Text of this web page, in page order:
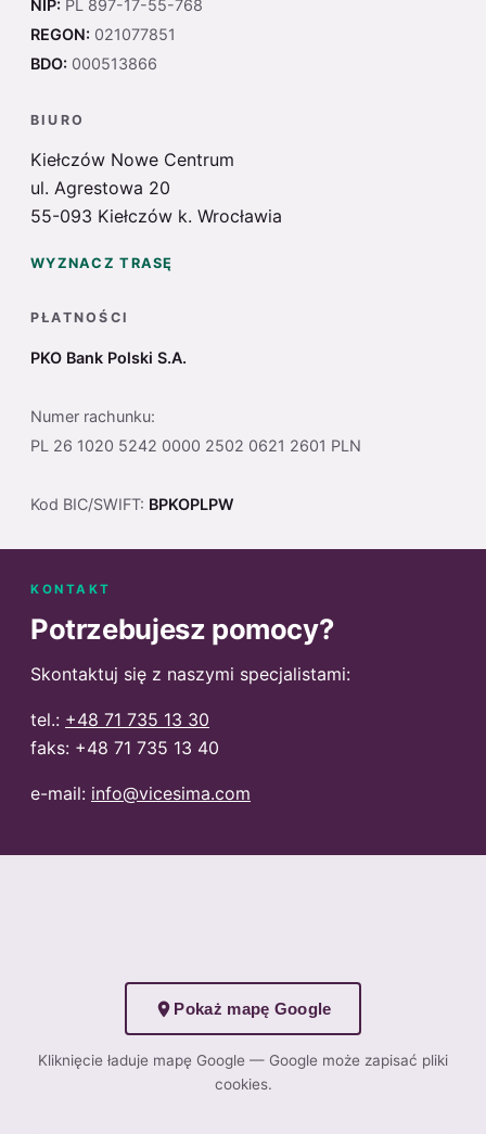
NIP: PL 897-17-55-768
REGON: 021077851
BDO: 000513866
BIURO
Kiełczów Nowe Centrum
ul. Agrestowa 20
55-093 Kiełczów k. Wrocławia
WYZNACZ TRASĘ
PŁATNOŚCI
PKO Bank Polski S.A.
Numer rachunku:
PL 26 1020 5242 0000 2502 0621 2601 PLN
Kod BIC/SWIFT: BPKOPLPW
KONTAKT
Potrzebujesz pomocy?
Skontaktuj się z naszymi specjalistami:
tel.: +48 71 735 13 30
faks: +48 71 735 13 40
e-mail: info@vicesima.com
Pokaż mapę Google
Kliknięcie ładuje mapę Google — Google może zapisać pliki
cookies.